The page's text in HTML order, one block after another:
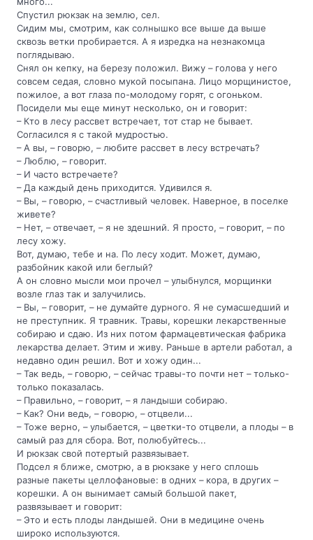
Спустил рюкзак на землю, сел.
Сидим мы, смотрим, как солнышко все выше да выше
сквозь ветки пробирается. А я изредка на незнакомца
поглядываю.
Снял он кепку, на березу положил. Вижу – голова у него
совсем седая, словно мукой посыпана. Лицо морщинистое,
пожилое, а вот глаза по-молодому горят, с огоньком.
Посидели мы еще минут несколько, он и говорит:
– Кто в лесу рассвет встречает, тот стар не бывает.
Согласился я с такой мудростью.
– А вы, – говорю, – любите рассвет в лесу встречать?
– Люблю, – говорит.
– И часто встречаете?
– Да каждый день приходится. Удивился я.
– Вы, – говорю, – счастливый человек. Наверное, в поселке
живете?
– Нет, – отвечает, – я не здешний. Я просто, – говорит, – по
лесу хожу.
Вот, думаю, тебе и на. По лесу ходит. Может, думаю,
разбойник какой или беглый?
А он словно мысли мои прочел – улыбнулся, морщинки
возле глаз так и залучились.
– Вы, – говорит, – не думайте дурного. Я не сумасшедший и
не преступник. Я травник. Травы, корешки лекарственные
собираю и сдаю. Из них потом фармацевтическая фабрика
лекарства делает. Этим и живу. Раньше в артели работал, а
недавно один решил. Вот и хожу один...
– Так ведь, – говорю, – сейчас травы-то почти нет – только-
только показалась.
– Правильно, – говорит, – я ландыши собираю.
– Как? Они ведь, – говорю, – отцвели...
– Тоже верно, – улыбается, – цветки-то отцвели, а плоды – в
самый раз для сбора. Вот, полюбуйтесь...
И рюкзак свой потертый развязывает.
Подсел я ближе, смотрю, а в рюкзаке у него сплошь
разные пакеты целлофановые: в одних – кора, в других –
корешки. А он вынимает самый большой пакет,
развязывает и говорит:
– Это и есть плоды ландышей. Они в медицине очень
широко используются.